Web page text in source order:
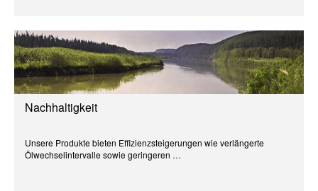
Nachhaltigkeit
Unsere Produkte bieten Effizienzsteigerungen wie verlängerte
Ölwechselintervalle sowie geringeren …